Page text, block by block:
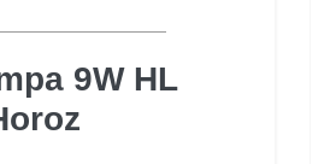
9W HL